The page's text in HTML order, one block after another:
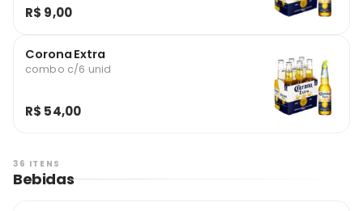
R$ 9,00
Corona Extra
combo c/6 unid
R$ 54,00
36 ITENS
Bebidas